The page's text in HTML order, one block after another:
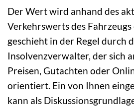
Der Wert wird anhand des
Verkehrswerts des
geschieht in der Regel durch
Insolvenzverwalter, der sich
Preisen, Gutachten oder
orientiert. Ein von Ihnen
kann als